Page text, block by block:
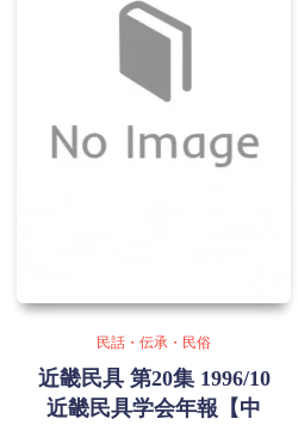
民話・伝承・民俗
近畿民具 第20集 1996/10
近畿民具学会年報【中